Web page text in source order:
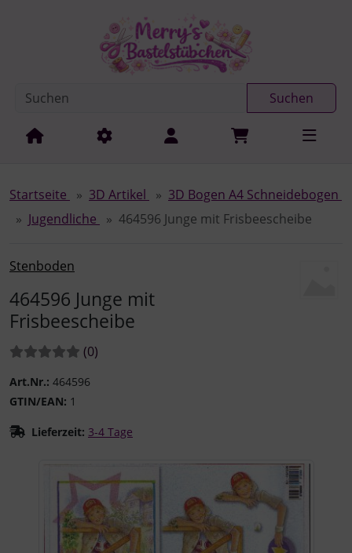
Springe zur Navigation
Suchen
Startseite 3D Artikel
3D Bogen A4 Schneidebogen
Jugendliche
464596 Junge mit Frisbeescheibe
Stenboden
464596 Junge mit
Frisbeescheibe
Bewertungen:
(0Bewertungen
)
Art.Nr.: 464596
GTIN/EAN: 1
Lieferzeit: 3-4 Tage
Wenn mehr als ein Produktbild existiert, können Sie die